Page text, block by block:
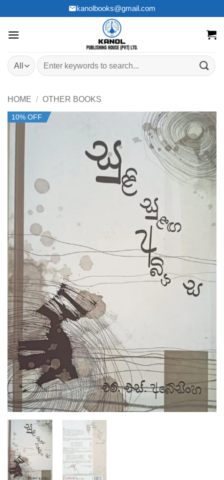
to
content
kanolbooks@gmail.com
Search
for:
HOME / OTHER BOOKS
10% OFF